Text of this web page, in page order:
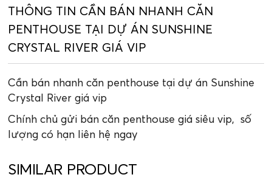
THÔNG TIN CẦN BÁN NHANH CĂN
PENTHOUSE TẠI DỰ ÁN SUNSHINE
CRYSTAL RIVER GIÁ VIP
Cần bán nhanh căn penthouse tại dự án Sunshine
Crystal River giá vip
Chính chủ gửi bán căn penthouse giá siêu vip, số
lượng có hạn liên hệ ngay
SIMILAR PRODUCT